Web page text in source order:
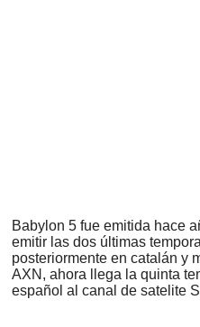
Babylon 5 fue emitida hace
emitir las dos últimas
posteriormente en catalán y
AXN, ahora llega la quinta
español al canal de satelite